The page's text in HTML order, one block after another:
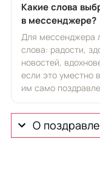
Какие слова
в мессенджере?
Для мессенджера
слова: радости,
новостей,
если это уместно
им само
О